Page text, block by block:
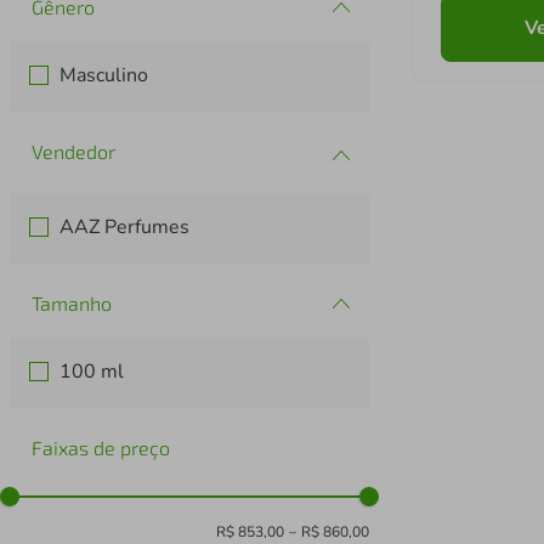
Gênero
Masculino
AAZ Perfumes
Tamanho
100 ml
Faixas de preço
R$ 853,00 – R$ 860,00